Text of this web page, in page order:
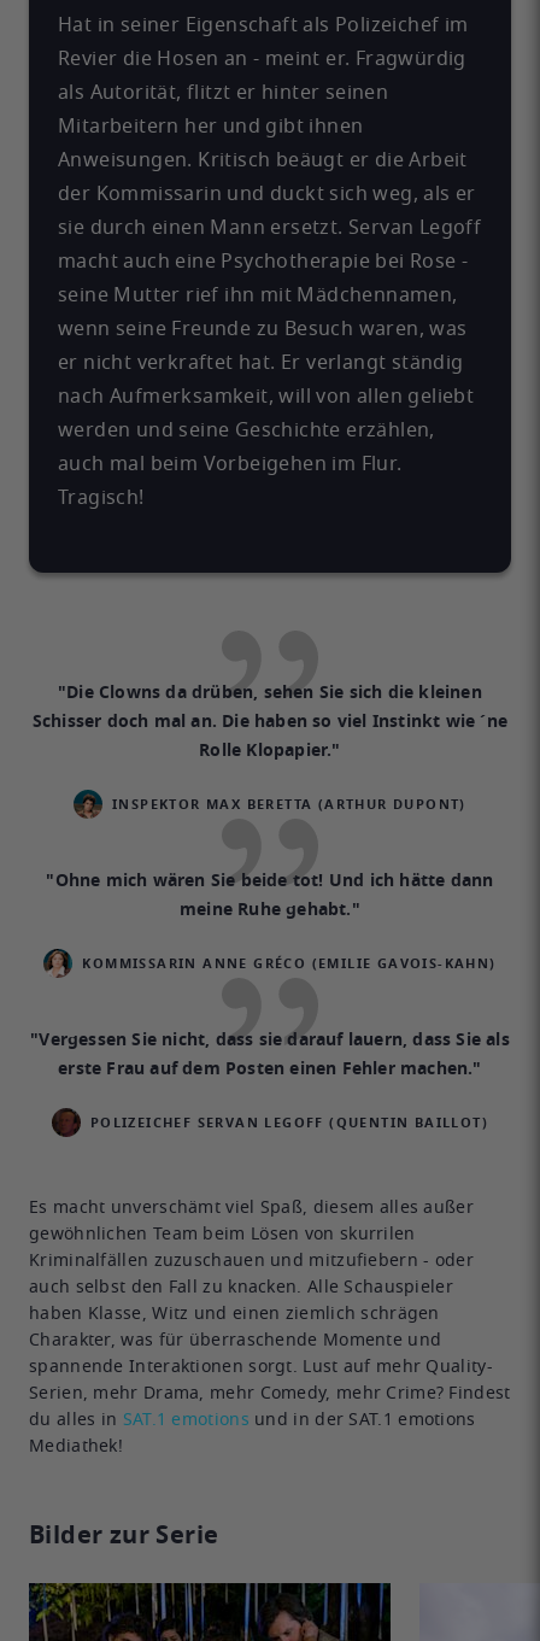
Hat in seiner Eigenschaft als Polizeichef im
Revier die Hosen an - meint er. Fragwürdig
als Autorität, flitzt er hinter seinen
Mitarbeitern her und gibt ihnen
Anweisungen. Kritisch beäugt er die Arbeit
der Kommissarin und duckt sich weg, als er
sie durch einen Mann ersetzt. Servan Legoff
macht auch eine Psychotherapie bei Rose -
seine Mutter rief ihn mit Mädchennamen,
wenn seine Freunde zu Besuch waren, was
er nicht verkraftet hat. Er verlangt ständig
nach Aufmerksamkeit, will von allen geliebt
werden und seine Geschichte erzählen,
auch mal beim Vorbeigehen im Flur.
Tragisch!
"Die Clowns da drüben, sehen Sie sich die kleinen
Schisser doch mal an. Die haben so viel Instinkt wie ´ne
Rolle Klopapier."
INSPEKTOR MAX BERETTA (ARTHUR DUPONT)
"Ohne mich wären Sie beide tot! Und ich hätte dann
meine Ruhe gehabt."
KOMMISSARIN ANNE GRÉCO (EMILIE GAVOIS-KAHN)
"Vergessen Sie nicht, dass sie darauf lauern, dass Sie als
erste Frau auf dem Posten einen Fehler machen."
POLIZEICHEF SERVAN LEGOFF (QUENTIN BAILLOT)
Es macht unverschämt viel Spaß, diesem alles außer
gewöhnlichen Team beim Lösen von skurrilen
Kriminalfällen zuzuschauen und mitzufiebern - oder
auch selbst den Fall zu knacken. Alle Schauspieler
haben Klasse, Witz und einen ziemlich schrägen
Charakter, was für überraschende Momente und
spannende Interaktionen sorgt. Lust auf mehr Quality-
Serien, mehr Drama, mehr Comedy, mehr Crime? Findest
du alles in SAT.1 emotions und in der SAT.1 emotions
Mediathek!
Bilder zur Serie